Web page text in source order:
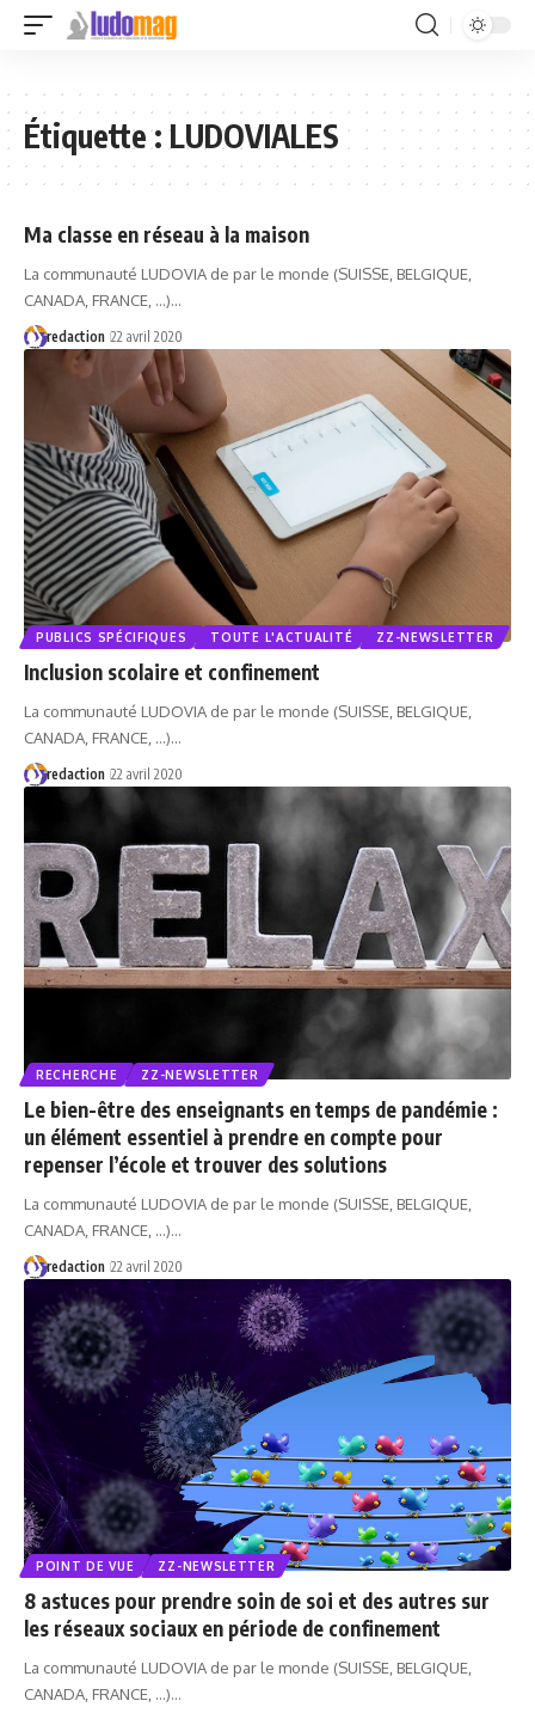
Étiquette :LUDOVIALES
Ma classe en réseau à la maison
La communauté LUDOVIA de par le monde (SUISSE, BELGIQUE,
CANADA, FRANCE, ...)…
redaction 22 avril 2020
PUBLICS SPÉCIFIQUES TOUTE L'ACTUALITÉ ZZ-NEWSLETTER
Inclusion scolaire et confinement
La communauté LUDOVIA de par le monde (SUISSE, BELGIQUE,
CANADA, FRANCE, ...)…
redaction 22 avril 2020
RECHERCHE ZZ-NEWSLETTER
Le bien-être des enseignants en temps de pandémie :
un élément essentiel à prendre en compte pour
repenser l’école et trouver des solutions
La communauté LUDOVIA de par le monde (SUISSE, BELGIQUE,
CANADA, FRANCE, ...)…
redaction 22 avril 2020
POINT DE VUE ZZ-NEWSLETTER
8 astuces pour prendre soin de soi et des autres sur
les réseaux sociaux en période de confinement
La communauté LUDOVIA de par le monde (SUISSE, BELGIQUE,
CANADA, FRANCE, ...)…